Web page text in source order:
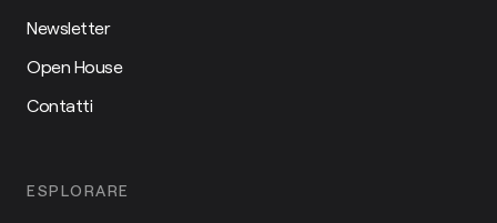
Newsletter
Open House
Contatti
ESPLORARE